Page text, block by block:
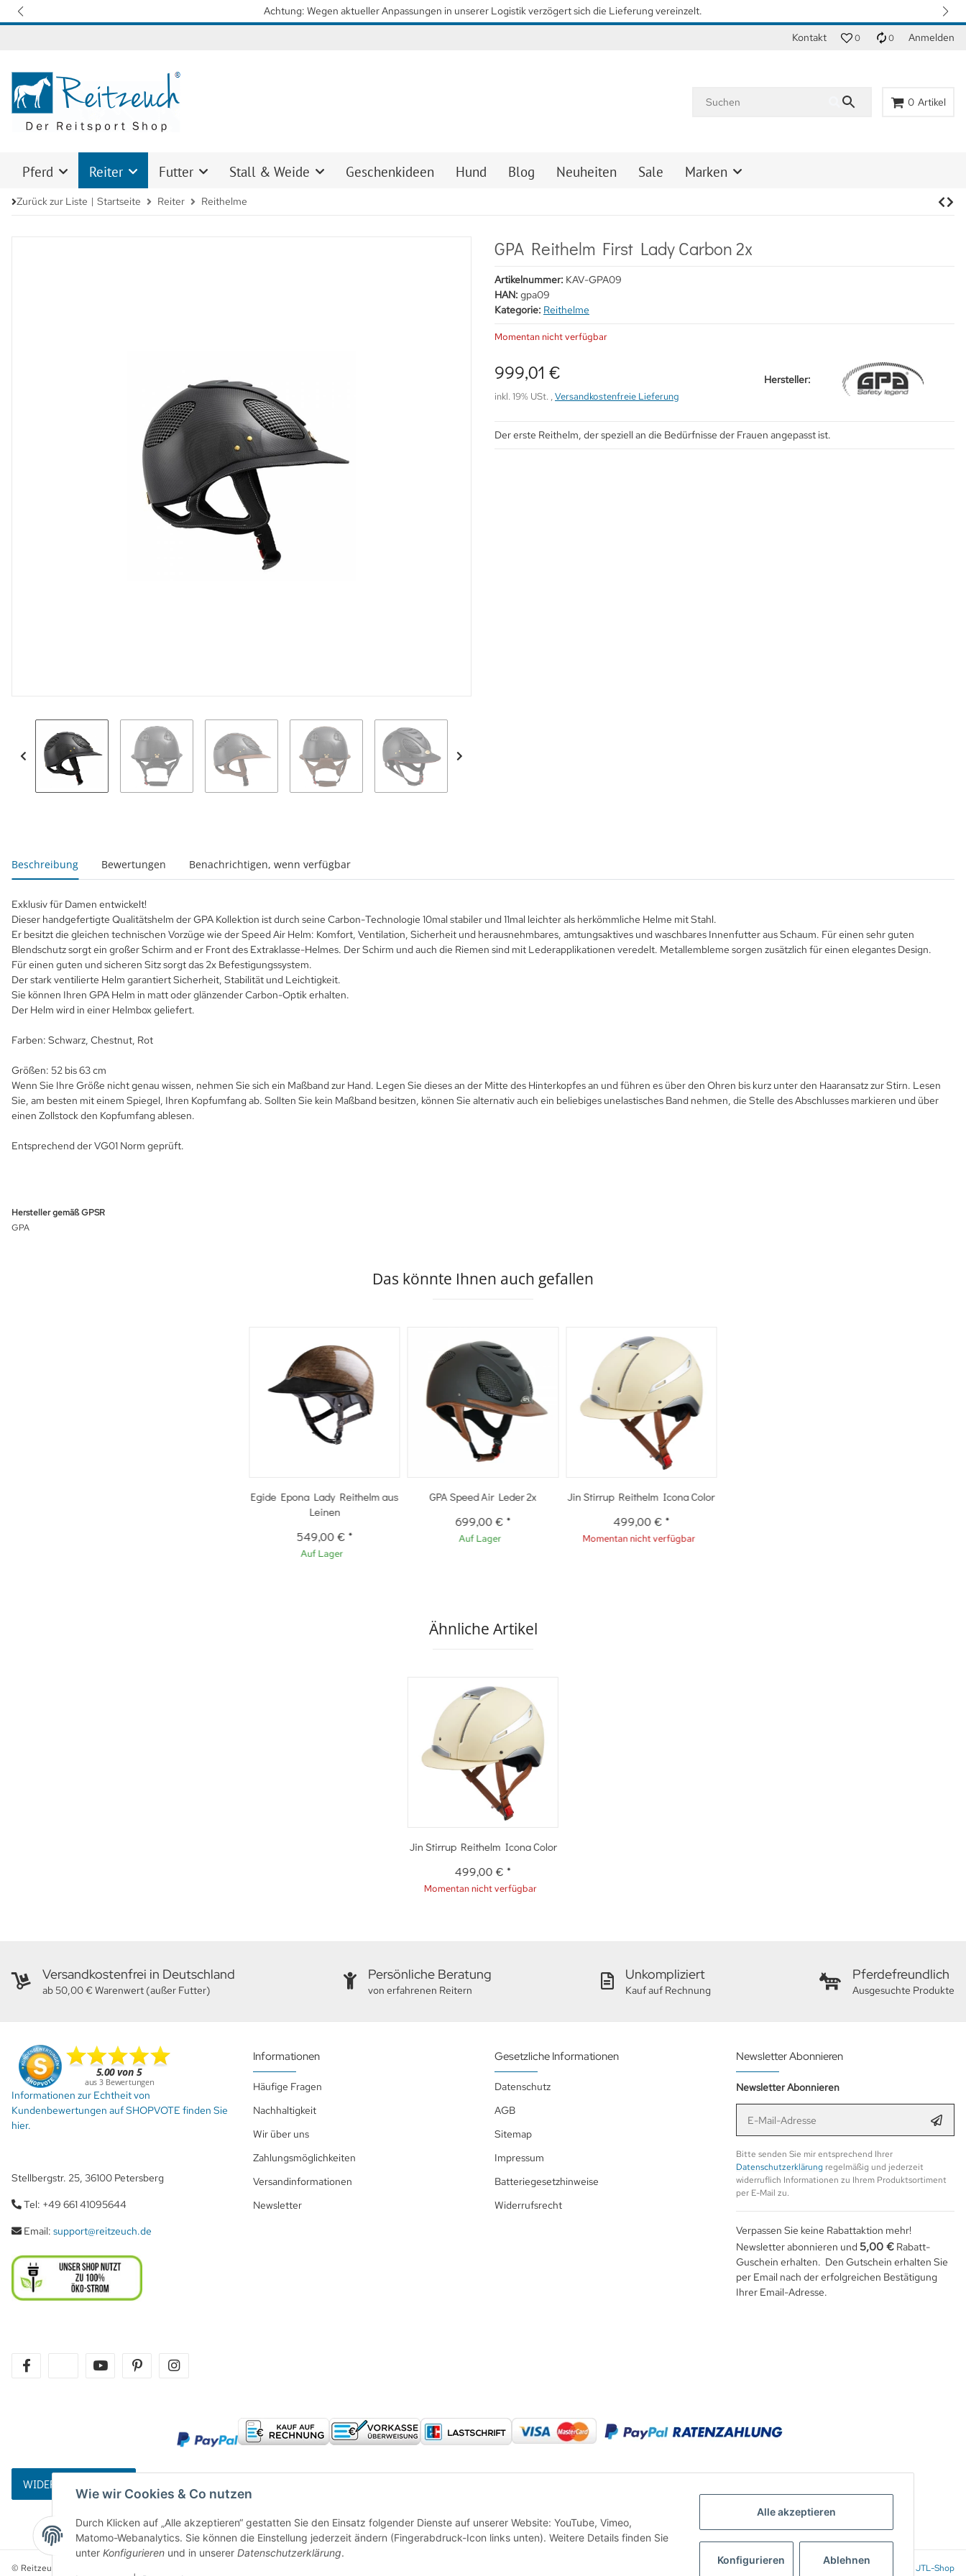
Wie wir Cookies & Co nutzen
Durch Klicken auf „Alle akzeptieren“ gestatten Sie den Einsatz folgender Dienste auf unserer Website: YouTube, Vimeo,
Matomo-Webanalytics. Sie können die Einstellung jederzeit ändern (Fingerabdruck-Icon links unten). Weitere Details finden Sie
unter Konfigurieren und in unserer Datenschutzerklärung.
Alle akzeptieren
Konfigurieren Ablehnen
Wir arbeiten mit Hochdruck daran, so schnell wie möglich wieder unsere gewohnten Lieferzeiten zu erreichen. Vielen Dank für Ihr Verständnis.
Kontakt 0 0 Anmelden
0 Artikel
Pferd Reiter Futter Stall & Weide Geschenkideen Hund Blog Neuheiten Sale Marken
Zurück zur Liste Startseite Reiter Reithelme
GPA Reithelm First Lady Carbon 2x
Artikelnummer: KAV-GPA09
HAN: gpa09
Kategorie: Reithelme
Momentan nicht verfügbar
999,01 €
inkl. 19% USt. ,Versandkostenfreie Lieferung
Hersteller:
Der erste Reithelm, der speziell an die Bedürfnisse der Frauen angepasst ist.
Beschreibung Bewertungen Benachrichtigen, wenn verfügbar
Exklusiv für Damen entwickelt!
Dieser handgefertigte Qualitätshelm der GPA Kollektion ist durch seine Carbon-Technologie 10mal stabiler und 11mal leichter als herkömmliche Helme mit Stahl.
Er besitzt die gleichen technischen Vorzüge wie der Speed Air Helm: Komfort, Ventilation, Sicherheit und herausnehmbares, amtungsaktives und waschbares Innenfutter aus Schaum. Für einen sehr guten
Blendschutz sorgt ein großer Schirm and er Front des Extraklasse-Helmes. Der Schirm und auch die Riemen sind mit Lederapplikationen veredelt. Metallembleme sorgen zusätzlich für einen elegantes Design.
Für einen guten und sicheren Sitz sorgt das 2x Befestigungssystem.
Der stark ventilierte Helm garantiert Sicherheit, Stabilität und Leichtigkeit.
Sie können Ihren GPA Helm in matt oder glänzender Carbon-Optik erhalten.
Der Helm wird in einer Helmbox geliefert.
Farben: Schwarz, Chestnut, Rot
Größen: 52 bis 63 cm
Wenn Sie Ihre Größe nicht genau wissen, nehmen Sie sich ein Maßband zur Hand. Legen Sie dieses an der Mitte des Hinterkopfes an und führen es über den Ohren bis kurz unter den Haaransatz zur Stirn. Lesen
Sie, am besten mit einem Spiegel, Ihren Kopfumfang ab. Sollten Sie kein Maßband besitzen, können Sie alternativ auch ein beliebiges unelastisches Band nehmen, die Stelle des Abschlusses markieren und über
einen Zollstock den Kopfumfang ablesen.
Entsprechend der VG01 Norm geprüft.
Hersteller gemäß GPSR
GPA
Das könnte Ihnen auch gefallen
Egide Epona Lady Reithelm aus
Leinen
549,00 € *
Auf Lager
GPA Speed Air Leder 2x
699,00 € *
Auf Lager
Jin Stirrup Reithelm Icona Color
499,00 € *
Momentan nicht verfügbar
Ähnliche Artikel
Jin Stirrup Reithelm Icona Color
499,00 € *
Momentan nicht verfügbar
Versandkostenfrei in Deutschland
ab 50,00 € Warenwert (außer Futter)
Persönliche Beratung
von erfahrenen Reitern
Unkompliziert
Kauf auf Rechnung
Pferdefreundlich
Ausgesuchte Produkte
Informationen zur Echtheit von
Kundenbewertungen auf SHOPVOTE finden Sie
hier.
Stellbergstr. 25, 36100 Petersberg
Tel: +49 661 41095644
Email: support@reitzeuch.de
twitter youtube pinterest
Informationen
Häufige Fragen
Nachhaltigkeit
Wir über uns
Zahlungsmöglichkeiten
Versandinformationen
Newsletter
Gesetzliche Informationen
Datenschutz
AGB
Sitemap
Impressum
Batteriegesetzhinweise
Widerrufsrecht
Newsletter Abonnieren
Newsletter Abonnieren
Bitte senden Sie mir entsprechend Ihrer
Datenschutzerklärung regelmäßig und jederzeit
widerruflich Informationen zu Ihrem Produktsortiment
per E-Mail zu.
Verpassen Sie keine Rabattaktion mehr!
Newsletter abonnieren und 5,00 € Rabatt-
Guschein erhalten. Den Gutschein erhalten Sie
per Email nach der erfolgreichen Bestätigung
Ihrer Email-Adresse.
WIDERRUFSBUTTON
* Alle Preise inkl. gesetzlicher USt., zzgl.Versand
© Reitzeuch Powered by JTL-Shop